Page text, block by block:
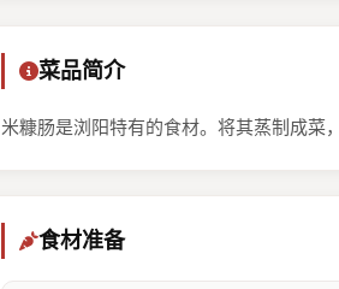
菜品简介
米糠肠是浏阳特有的食材。将其蒸制成菜
食材准备